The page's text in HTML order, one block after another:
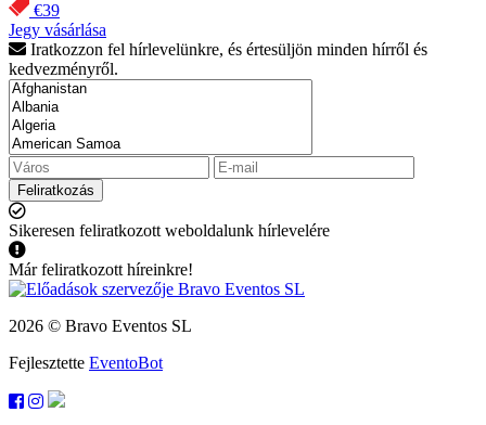
€39
Jegy vásárlása
Iratkozzon fel hírlevelünkre, és értesüljön minden hírről és
kedvezményről.
Feliratkozás
Sikeresen feliratkozott weboldalunk hírlevelére
Már feliratkozott híreinkre!
2026 © Bravo Eventos SL
Fejlesztette EventoBot